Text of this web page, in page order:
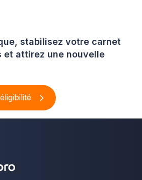
stabilisez votre carnet
et attirez une nouvelle